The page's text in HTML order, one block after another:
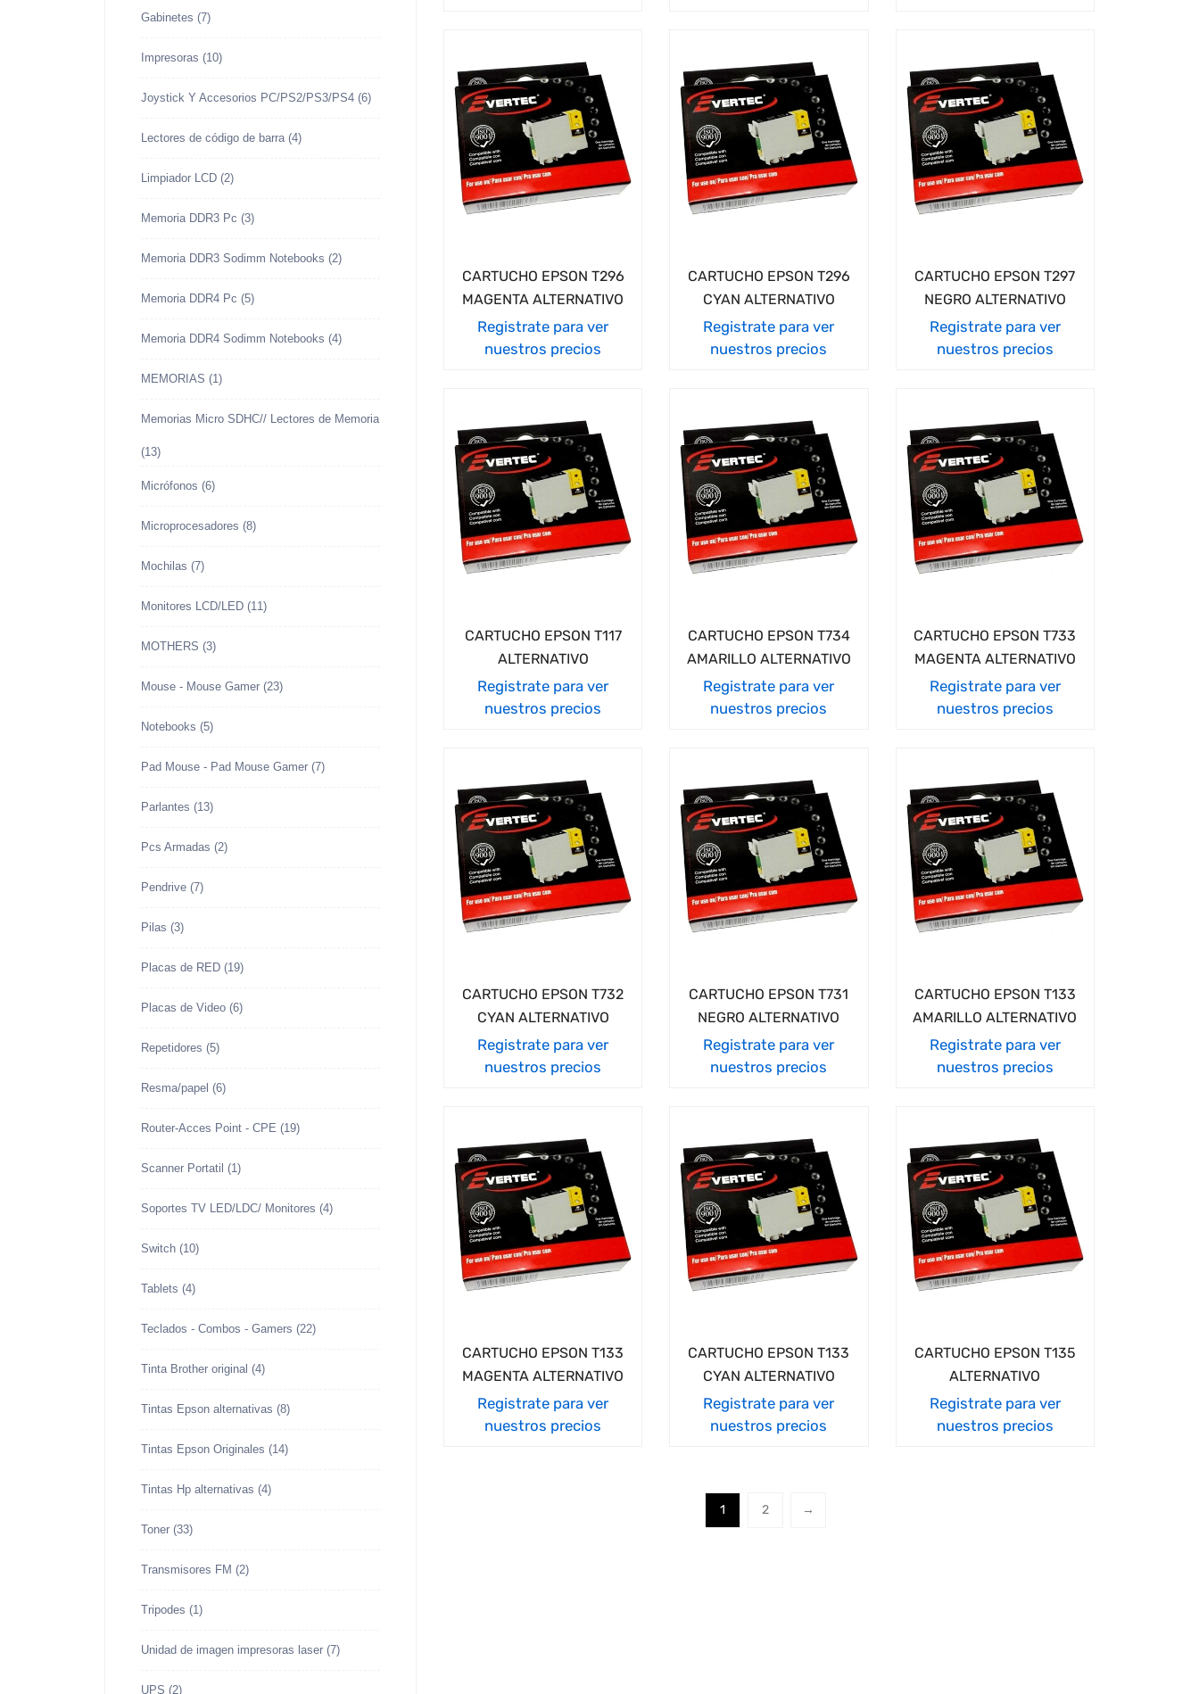
Gabinetes (7)
Impresoras (10)
Joystick Y Accesorios PC/PS2/PS3/PS4 (6)
Lectores de código de barra (4)
Limpiador LCD (2)
Memoria DDR3 Pc (3)
Memoria DDR3 Sodimm Notebooks (2)
Memoria DDR4 Pc (5)
Memoria DDR4 Sodimm Notebooks (4)
MEMORIAS (1)
Memorias Micro SDHC// Lectores de Memoria
(13)
Micrófonos (6)
Microprocesadores (8)
Mochilas (7)
Monitores LCD/LED (11)
MOTHERS (3)
Mouse - Mouse Gamer (23)
Notebooks (5)
Pad Mouse - Pad Mouse Gamer (7)
Parlantes (13)
Pcs Armadas (2)
Pendrive (7)
Pilas (3)
Placas de RED (19)
Placas de Video (6)
Repetidores (5)
Resma/papel (6)
Router-Acces Point - CPE (19)
Scanner Portatil (1)
Soportes TV LED/LDC/ Monitores (4)
Switch (10)
Tablets (4)
Teclados - Combos - Gamers (22)
Tinta Brother original (4)
Tintas Epson alternativas (8)
Tintas Epson Originales (14)
Tintas Hp alternativas (4)
Toner (33)
Transmisores FM (2)
Tripodes (1)
Unidad de imagen impresoras laser (7)
UPS (2)
CARTUCHO EPSON T296
MAGENTA ALTERNATIVO
Registrate para ver
nuestros precios
CARTUCHO EPSON T296
CYAN ALTERNATIVO
Registrate para ver
nuestros precios
CARTUCHO EPSON T297
NEGRO ALTERNATIVO
Registrate para ver
nuestros precios
CARTUCHO EPSON T117
ALTERNATIVO
Registrate para ver
nuestros precios
CARTUCHO EPSON T734
AMARILLO ALTERNATIVO
Registrate para ver
nuestros precios
CARTUCHO EPSON T733
MAGENTA ALTERNATIVO
Registrate para ver
nuestros precios
CARTUCHO EPSON T732
CYAN ALTERNATIVO
Registrate para ver
nuestros precios
CARTUCHO EPSON T731
NEGRO ALTERNATIVO
Registrate para ver
nuestros precios
CARTUCHO EPSON T133
AMARILLO ALTERNATIVO
Registrate para ver
nuestros precios
CARTUCHO EPSON T133
MAGENTA ALTERNATIVO
Registrate para ver
nuestros precios
CARTUCHO EPSON T133
CYAN ALTERNATIVO
Registrate para ver
nuestros precios
CARTUCHO EPSON T135
ALTERNATIVO
Registrate para ver
nuestros precios
1 2 →